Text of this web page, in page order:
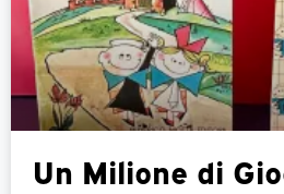
Un Milione di